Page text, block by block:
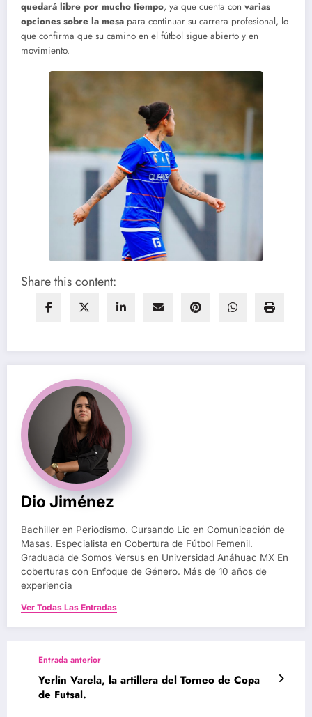
quedará libre por mucho tiempo, ya que cuenta con varias
opciones sobre la mesa para continuar su carrera profesional, lo
que confirma que su camino en el fútbol sigue abierto y en
movimiento.
Share this content:
Dio Jiménez
Bachiller en Periodismo. Cursando Lic en Comunicación de
Masas. Especialista en Cobertura de Fútbol Femenil.
Graduada de Somos Versus en Universidad Anáhuac MX En
coberturas con Enfoque de Género. Más de 10 años de
experiencia
Ver Todas Las Entradas
Entrada anterior
Yerlin Varela, la artillera del Torneo de Copa
de Futsal.